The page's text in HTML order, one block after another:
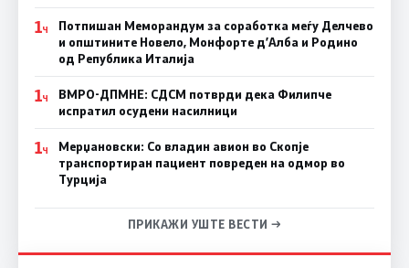
1Ч
Потпишан Меморандум за соработка меѓу Делчево
и општините Новело, Монфорте д’Алба и Родино
од Република Италија
1Ч
ВМРО-ДПМНЕ: СДСM потврди дека Филипче
испратил осудени насилници
1Ч
Мерџановски: Со владин авион во Скопје
транспортиран пациент повреден на одмор во
Турција
ПРИКАЖИ УШТЕ ВЕСТИ →